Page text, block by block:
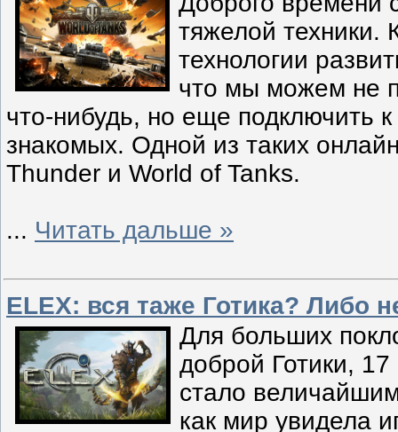
тяжелой техники.
технологии
что мы можем не
что-нибудь, но еще подключить к
знакомых. Одной из таких
Thunder и World of Tanks.
... Читать дальше »
ELEX: вся таже Готика? Либо
Для больших
доброй Готики, 17
стало
как мир увидела